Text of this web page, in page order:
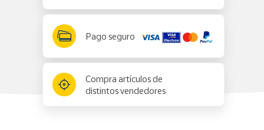
Pago seguro
Compra artículos de
distintos vendedores